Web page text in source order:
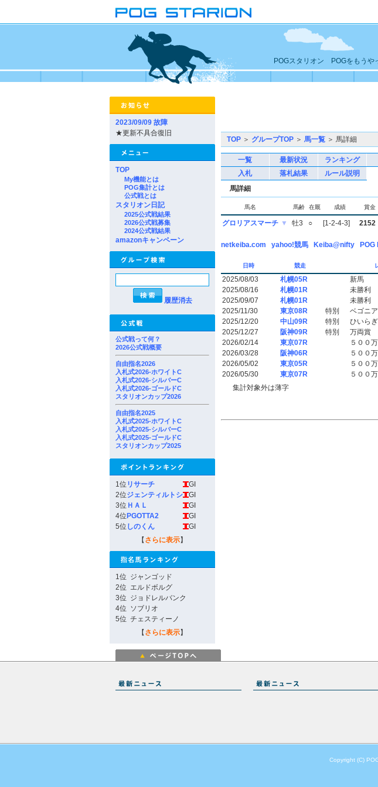
POGスタリオン POGをもうや
2023/09/09 故障
★更新不具合復旧
TOP
My機能とは
POG集計とは
公式戦とは
スタリオン日記
2025公式戦結果
2026公式戦募集
2024公式戦結果
amazonキャンペーン
履歴消去
公式戦って何？
2026公式戦概要
自由指名2026
入札式2026-ホワイトC
入札式2026-シルバーC
入札式2026-ゴールドC
スタリオンカップ2026
自由指名2025
入札式2025-ホワイトC
入札式2025-シルバーC
入札式2025-ゴールドC
スタリオンカップ2025
1位 リサーチ
GI
2位ジェンティルトシ
GI
3位 ＨＡＬ
GI
4位 PGOTTA2
GI
5位 しのくん
GI
【 さらに表示】
1位 ジャンゴッド
2位 エルドボルグ
3位 ジョドレルバンク
4位 ソブリオ
5位 チェスティーノ
【 さらに表示】
TOP ＞ グループTOP ＞ 馬一覧 ＞ 馬詳細
一覧 最新状況 ランキング
入札
落札結果
ルール説明
馬詳細
馬名 馬齢 在厩 成績 賞金
グロリアスマーチ ▼ 牡3 ○ [1-2-4-3] 2152
netkeiba.com yahoo!競馬 Keiba@nifty POG
日時 競走
2025/08/03 札幌05R 新馬
2025/08/16
札幌01R 未勝利
2025/09/07
札幌01R 未勝利
2025/11/30
東京08R 特別 ベゴニ
2025/12/20
中山09R 特別 ひいら
2025/12/27
阪神09R 特別 万両賞
2026/02/14
東京07R ５００
2026/03/28
阪神06R ５００
2026/05/02
東京05R ５００
2026/05/30
東京07R ５００
集計対象外は薄字
Copyright (C)